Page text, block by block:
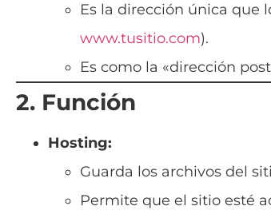
Es la dirección única que
www.tusitio.com).
Es como la «dirección
2. Función
Hosting:
Guarda los archivos del
Permite que el sitio esté